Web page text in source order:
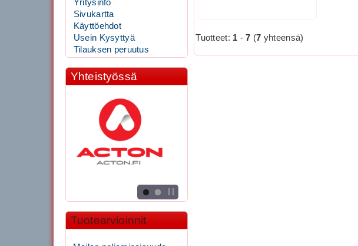
Tuotteet: 1 -7 (7 yhteensä)
Yritysinfo
Sivukartta
Käyttöehdot
Usein Kysyttyä
Tilauksen peruutus
Yhteistyössä
Tuotearvioinnit